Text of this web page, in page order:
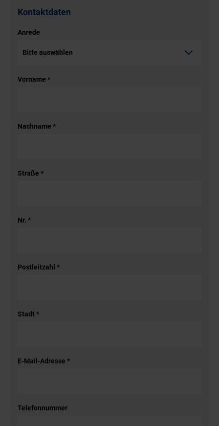
Kontaktdaten
Anrede
Vorname*
Nachname*
Straße*
Nr.*
Postleitzahl*
Stadt*
E-Mail-Adresse*
Telefonnummer